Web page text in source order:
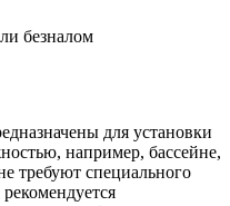
безналом
для установки
например, бассейне,
требуют специального